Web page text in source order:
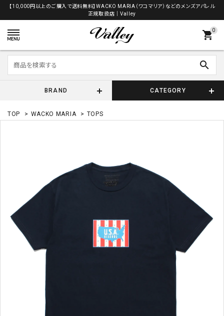
【10,000円以上のご購入で送料無料】WACKO MARIA（ワコマリア）などのメンズアパレル
正規取扱店│Valley
0
shopping_cart
search
BRAND CATEGORY
TOP > WACKO MARIA > TOPS